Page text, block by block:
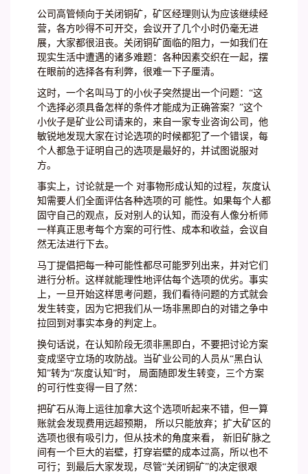
公司高管倾向于关闭铜矿，矿区经理则认为应该继续经
营，各方吵得不可开交，会议开了几个小时仍毫无进
展，大家都很沮丧。关闭铜矿面临的阻力，一如我们在
现实生活中遭遇的诸多难题：各种因素交织在一起，摆
在眼前的选择各有利弊，很难一下子厘清。
这时，一个名叫马丁的小伙子突然提出一个问题：“这
个选择必须具备怎样的条件才能成为正确答案？”这个
小伙子是矿业公司请来的，来自一家专业咨询公司，他
敏锐地发现大家在讨论选项的时候都犯了一个错误，每
个人都急于证明自己的选项是最好的，并试图说服对
方。
事实上，讨论就是一个 对事物形成认知的过程，灰度认
知需要人们全面评估各种选项的可 能性。如果每个人都
固守自己的观点，反对别人的认知，而没有人像分析师
一样真正思考每个方案的可行性、成本和收益，会议自
然无法进行下去。
马丁提倡把每一种可能性都尽可能罗列出来，并对它们
进行分析。这样就能理性地评估每个选项的优劣。事实
上，一旦开始这样思考问题，我们看待问题的方式就会
发生转变，因为它把我们从一场非黑即白的对错之争中
拉回到对事实本身的判定上。
换句话说，在认知阶段无须非黑即白，不要把讨论方案
变成坚守立场的攻防战。当矿业公司的人员从“黑白认
知”转为“灰度认知”时， 局面随即发生转变，三个方案
的可行性变得一目了然：
把矿石从海上运往加拿大这个选项听起来不错，但一算
账就会发现费用远超预期， 所以只能放弃；扩大矿区的
选项也很有吸引力，但从技术的角度来看， 新旧矿脉之
间有一个巨大的岩壁，打穿岩壁的成本过高，所以也不
可行；到最后大家发现，尽管“关闭铜矿”的决定很艰